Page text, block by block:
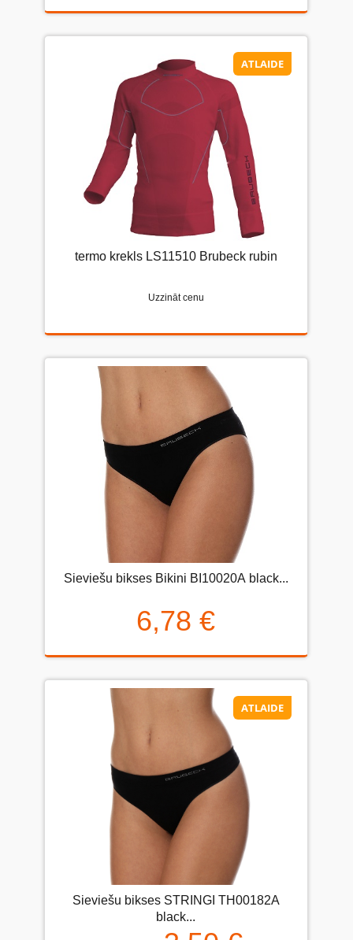
ATLAIDE
termo krekls LS11510 Brubeck rubin
Uzzināt cenu
Sieviešu bikses Bikini BI10020А black...
6,78 €
ATLAIDE
Sieviešu bikses STRINGI TH00182A
black...